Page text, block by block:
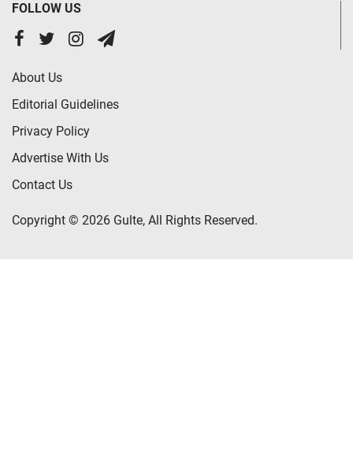
FOLLOW US
About Us
Editorial Guidelines
Privacy Policy
Advertise With Us
Contact Us
Copyright © 2026 Gulte, All Rights Reserved.